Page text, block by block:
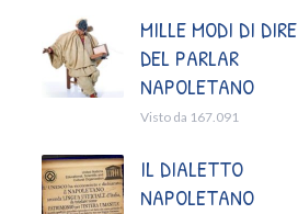
MILLE MODI DI DIRE
DEL PARLAR
NAPOLETANO
Visto da 167.091
IL DIALETTO
NAPOLETANO